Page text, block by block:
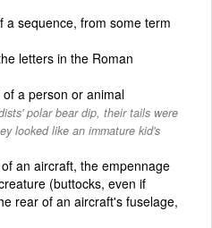
a sequence, from some term
letters in the Roman
a person or animal
polar bear dip, their tails were
looked like an immature kid's
an aircraft, the empennage
(buttocks, even if
rear of an aircraft's fuselage,